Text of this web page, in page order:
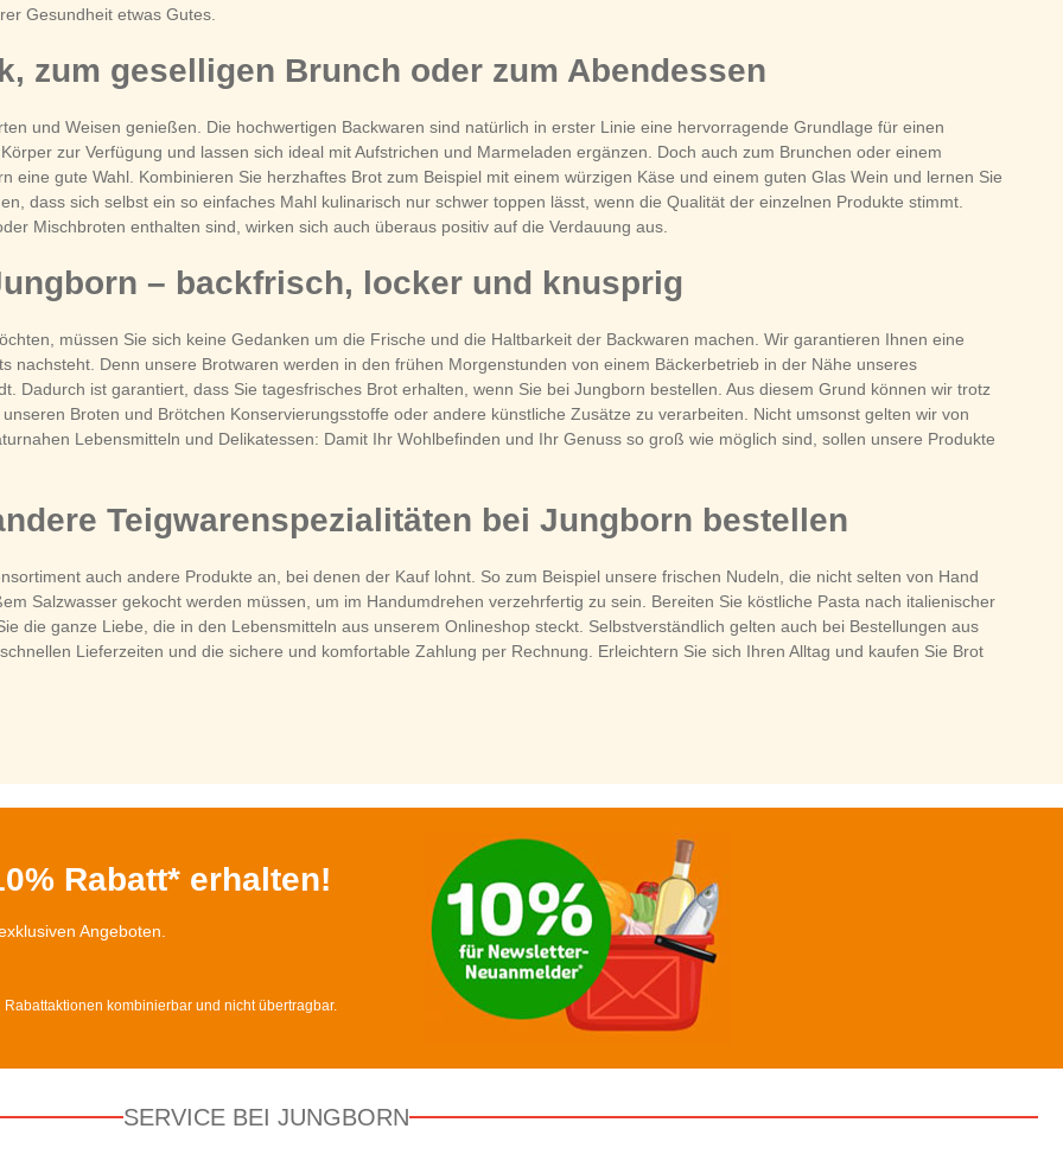
Gesundheit etwas Gutes.
zum geselligen Brunch oder zum Abendessen
und Weisen genießen. Die hochwertigen Backwaren sind natürlich in erster Linie eine hervorragende Grundlage für einen
zur Verfügung und lassen sich ideal mit Aufstrichen und Marmeladen ergänzen. Doch auch zum Brunchen oder einem
eine gute Wahl. Kombinieren Sie herzhaftes Brot zum Beispiel mit einem würzigen Käse und einem guten Glas Wein und lernen Sie
dass sich selbst ein so einfaches Mahl kulinarisch nur schwer toppen lässt, wenn die Qualität der einzelnen Produkte stimmt.
Mischbroten enthalten sind, wirken sich auch überaus positiv auf die Verdauung aus.
– backfrisch, locker und knusprig
müssen Sie sich keine Gedanken um die Frische und die Haltbarkeit der Backwaren machen. Wir garantieren Ihnen eine
nachsteht. Denn unsere Brotwaren werden in den frühen Morgenstunden von einem Bäckerbetrieb in der Nähe unseres
Dadurch ist garantiert, dass Sie tagesfrisches Brot erhalten, wenn Sie bei Jungborn bestellen. Aus diesem Grund können wir trotz
Broten und Brötchen Konservierungsstoffe oder andere künstliche Zusätze zu verarbeiten. Nicht umsonst gelten wir von
Lebensmitteln und Delikatessen: Damit Ihr Wohlbefinden und Ihr Genuss so groß wie möglich sind, sollen unsere Produkte
Teigwarenspezialitäten bei Jungborn bestellen
auch andere Produkte an, bei denen der Kauf lohnt. So zum Beispiel unsere frischen Nudeln, die nicht selten von Hand
Salzwasser gekocht werden müssen, um im Handumdrehen verzehrfertig zu sein. Bereiten Sie köstliche Pasta nach italienischer
die ganze Liebe, die in den Lebensmitteln aus unserem Onlineshop steckt. Selbstverständlich gelten auch bei Bestellungen aus
Lieferzeiten und die sichere und komfortable Zahlung per Rechnung. Erleichtern Sie sich Ihren Alltag und kaufen Sie Brot
Rabatt* erhalten!
Angeboten.
kombinierbar und nicht übertragbar.
SERVICE BEI JUNGBORN